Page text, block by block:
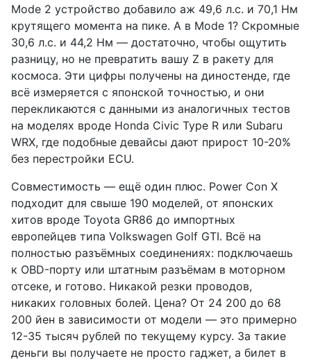
Mode 2 устройство добавило аж 49,6 л.с. и 70,1 Нм
крутящего момента на пике. А в Mode 1? Скромные
30,6 л.с. и 44,2 Нм — достаточно, чтобы ощутить
разницу, но не превратить вашу Z в ракету для
космоса. Эти цифры получены на диностенде, где
всё измеряется с японской точностью, и они
перекликаются с данными из аналогичных тестов
на моделях вроде Honda Civic Type R или Subaru
WRX, где подобные девайсы дают прирост 10-20%
без перестройки ECU.
Совместимость — ещё один плюс. Power Con X
подходит для свыше 190 моделей, от японских
хитов вроде Toyota GR86 до импортных
европейцев типа Volkswagen Golf GTI. Всё на
полностью разъёмных соединениях: подключаешь
к OBD-порту или штатным разъёмам в моторном
отсеке, и готово. Никакой резки проводов,
никаких головных болей. Цена? От 24 200 до 68
200 йен в зависимости от модели — это примерно
12-35 тысяч рублей по текущему курсу. За такие
деньги вы получаете не просто гаджет, а билет в